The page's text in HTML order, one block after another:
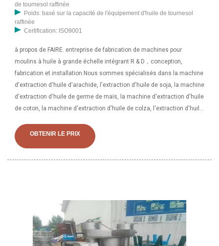
de tournesol raffinée
Poids: basé sur la capacité de l'équipement d'huile de tournesol
raffinée
Certification: ISO9001
à propos de FAIRE. entreprise de fabrication de machines pour
moulins à huile à grande échelle intégrant R & D，conception,
fabrication et installation.Nous sommes spécialisés dans la machine
d'extraction d'huile d'arachide, l'extraction d'huile de soja, la machine
d'extraction d'huile de germe de maïs, la machine d'extraction d'huile
de coton, la machine d'extraction d'huile de colza, l'extraction d'huile
machines pour moulins à huile à grande échelle intégrant R & D，
conception, fabrication et installation.Nous sommes spécialisés
OBTENIR LE PRIX